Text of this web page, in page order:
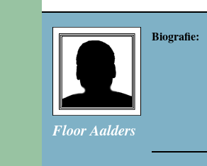
Floor Aalders
Biografie: